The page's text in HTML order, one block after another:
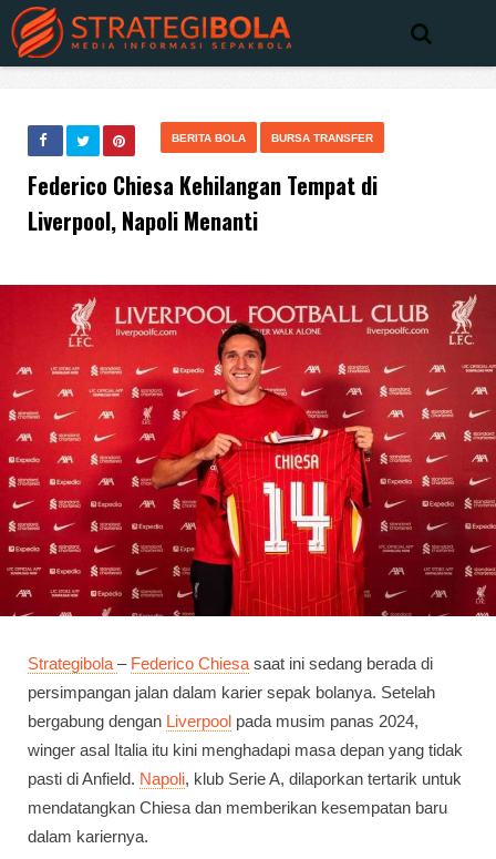
BERITA BOLA BURSA TRANSFER
Federico Chiesa Kehilangan Tempat di
Liverpool, Napoli Menanti
Strategibola – Federico Chiesa saat ini sedang berada di
persimpangan jalan dalam karier sepak bolanya. Setelah
bergabung dengan Liverpool pada musim panas 2024,
winger asal Italia itu kini menghadapi masa depan yang tidak
pasti di Anfield. Napoli, klub Serie A, dilaporkan tertarik untuk
mendatangkan Chiesa dan memberikan kesempatan baru
dalam kariernya.